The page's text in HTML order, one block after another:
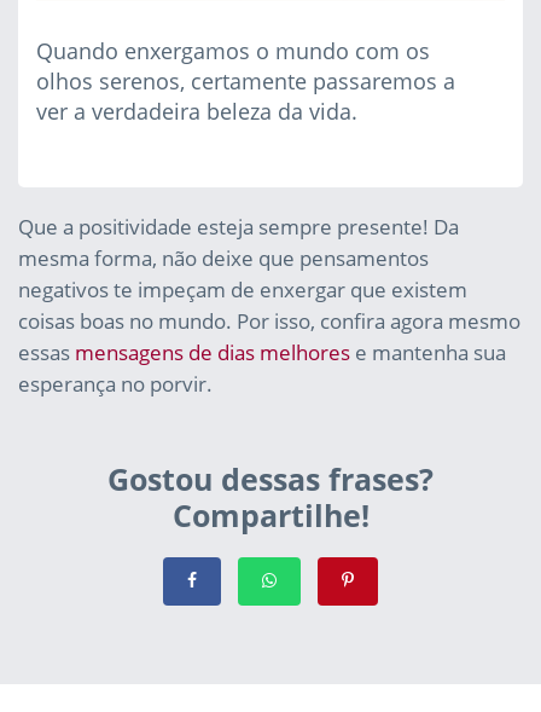
Quando enxergamos o mundo com os
olhos serenos, certamente passaremos a
ver a verdadeira beleza da vida.
Que a positividade esteja sempre presente! Da
mesma forma, não deixe que pensamentos
negativos te impeçam de enxergar que existem
coisas boas no mundo. Por isso, confira agora mesmo
essas mensagens de dias melhores e mantenha sua
esperança no porvir.
Gostou dessas frases?
Compartilhe!